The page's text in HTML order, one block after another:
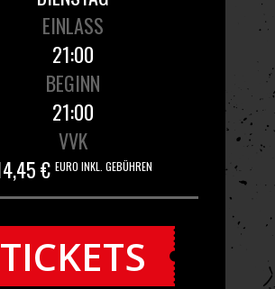
EINLASS
21:00
BEGINN
21:00
VVK
€ EURO INKL. GEBÜHREN
TICKETS